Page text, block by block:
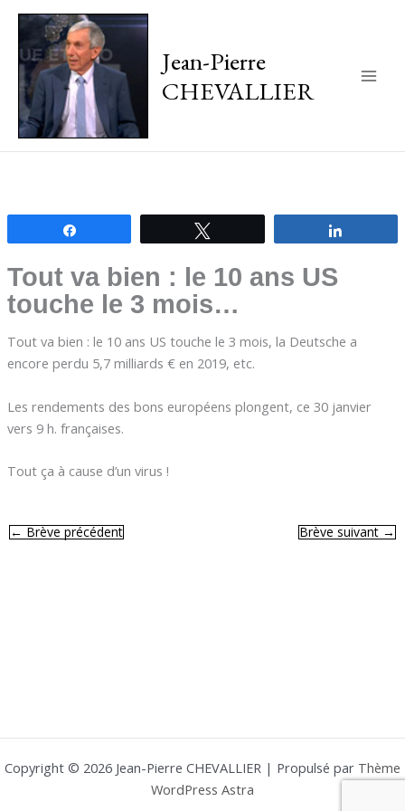
Jean-Pierre
CHEVALLIER
Tout va bien : le 10 ans US
touche le 3 mois…
Tout va bien : le 10 ans US touche le 3 mois, la Deutsche a
encore perdu 5,7 milliards € en 2019, etc.
Les rendements des bons européens plongent, ce 30 janvier
vers 9 h. françaises.
Tout ça à cause d’un virus !
← Brève précédent Brève suivant →
Copyright © 2026 Jean-Pierre CHEVALLIER | Propulsé par Thème
WordPress Astra